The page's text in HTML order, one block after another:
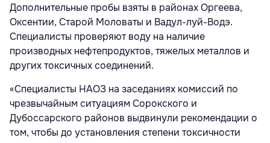
Дополнительные пробы взяты в районах Оргеева,
Оксентии, Старой Моловаты и Вадул-луй-Водэ.
Специалисты проверяют воду на наличие
производных нефтепродуктов, тяжелых металлов и
других токсичных соединений.
«Специалисты НАОЗ на заседаниях комиссий по
чрезвычайным ситуациям Сорокского и
Дубоссарского районов выдвинули рекомендации о
том, чтобы до установления степени токсичности